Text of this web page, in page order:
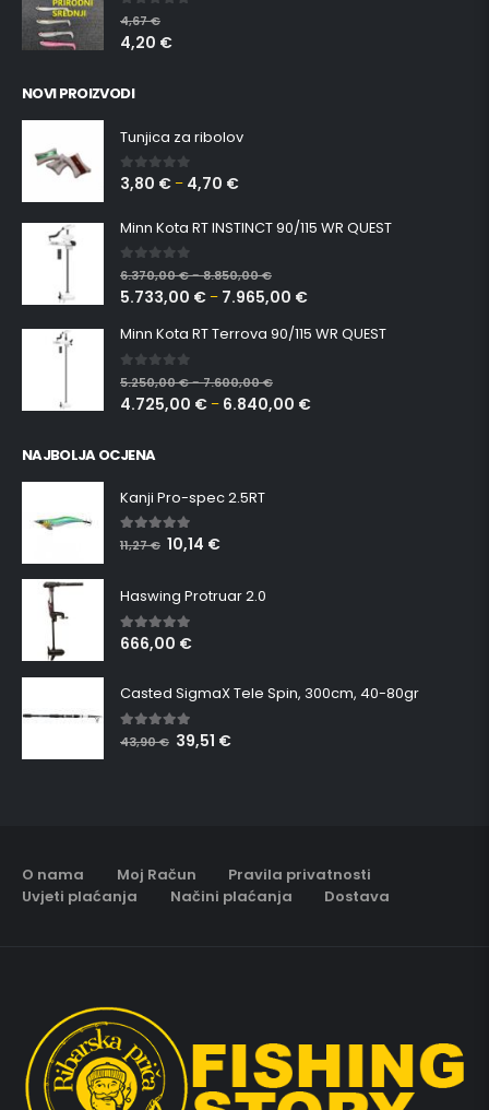
0 out of 5
4,67€
4,20 €
NOVI PROIZVODI
Tunjica za ribolov
0 out of 5
3,80 € – 4,70 €
Minn Kota RT INSTINCT 90/115 WR QUEST
0 out of 5
6.370,00€–8.850,00€
5.733,00 € – 7.965,00 €
Minn Kota RT Terrova 90/115 WR QUEST
0 out of 5
5.250,00€–7.600,00€
4.725,00 € – 6.840,00 €
NAJBOLJA OCJENA
Kanji Pro-spec 2.5RT
5.00out of 5
11,27€ 10,14 €
Haswing Protruar 2.0
5.00 out of 5
666,00 €
Casted SigmaX Tele Spin, 300cm, 40-80gr
5.00out of 5
43,90€ 39,51 €
O nama Moj Račun
Pravila privatnosti
Uvjeti plaćanja
Načini plaćanja Dostava